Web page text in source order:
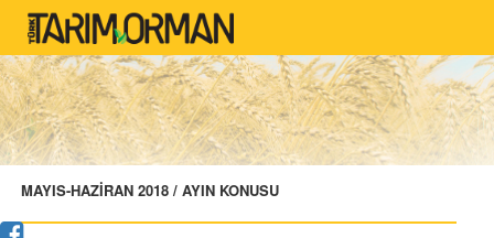
MAYIS-HAZİRAN 2018 / AYIN KONUSU